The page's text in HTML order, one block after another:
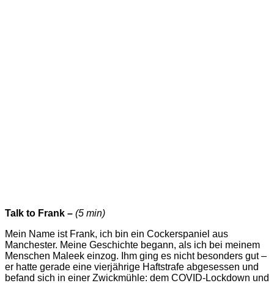
Talk to Frank – (5 min)
Mein Name ist Frank, ich bin ein Cockerspaniel aus
Manchester. Meine Geschichte begann, als ich bei meinem
Menschen Maleek einzog. Ihm ging es nicht besonders gut –
er hatte gerade eine vierjährige Haftstrafe abgesessen und
befand sich in einer Zwickmühle: dem COVID-Lockdown und